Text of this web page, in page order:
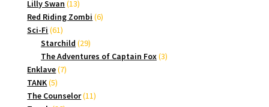
Lilly Swan 1313
Produkte
Red Riding Zombi 66
Sci-Fi 6161
Produkte
Starchild 2929
Produkte
The Adventures of Captain Fox 33
Enklave 77
TANK 55
Produkte
The Counselor 1111